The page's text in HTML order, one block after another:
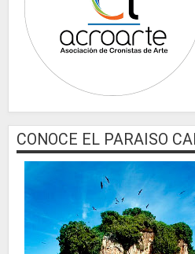
CONOCE EL PARAISO